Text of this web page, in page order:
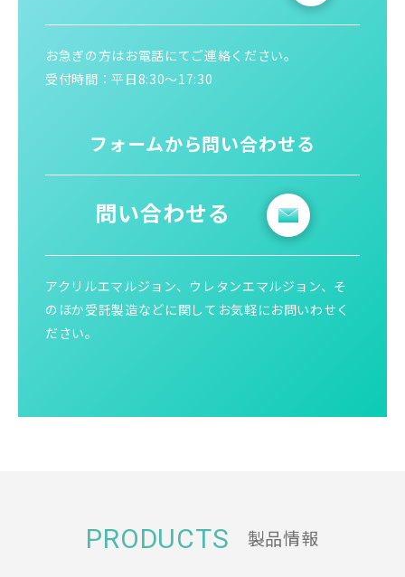
お急ぎの方はお電話にてご連絡ください。
受付時間：平日8:30〜17:30
フォームから問い合わせる
問い合わせる
アクリルエマルジョン、ウレタンエマルジョン、そ
のほか受託製造などに関してお気軽にお問いわせく
ださい。
PRODUCTS 製品情報